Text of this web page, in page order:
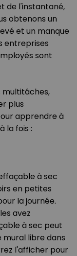
de l'instantané,
obtenons un
et un manque
entreprises
sont
multitâches,
plus
apprendre à
la fois :
à sec
en petites
la journée.
avez
à sec peut
mural libre dans
l'afficher pour